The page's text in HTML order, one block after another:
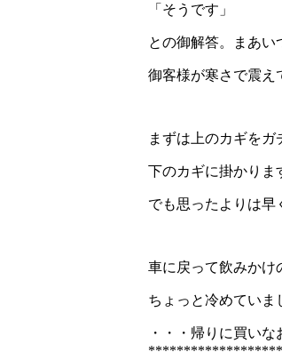
「そうです」
との御解答。まあい
御客様が寒さで震え
まずは上のカギをガ
下のカギに掛かりま
でも思ったよりは早
車に戻って飲みかけ
ちょっと冷めていま
・・・帰りに買い